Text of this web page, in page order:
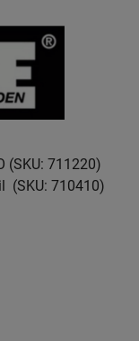
(SKU: 711220)
(SKU: 710410)